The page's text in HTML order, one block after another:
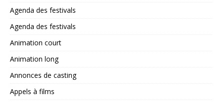
Agenda des festivals
Agenda des festivals
Animation court
Animation long
Annonces de casting
Appels à films